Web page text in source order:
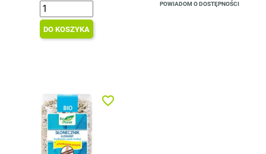
DO KOSZYKA
POWIADOM O DOSTĘPNOŚCI
favorite_border